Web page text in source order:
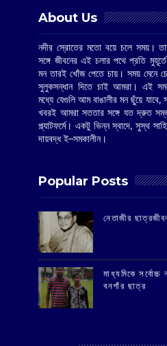
About Us
নদীর স্রোতের মতো বয়ে চলে সময়।
সঙ্গে জীবনের এই চলার পথে প্রতি
মন তারই খোঁজ পেতে চায়। সময় মেনে
সুলুকসন্ধান দিতে চাই আমরা। এই
মধ্যে যেগুলি আম বাঙালীর মন ছুঁয়ে যাবে,
খবরই আমরা সততার সঙ্গে যত দ্রুত
প্ল্যাটফর্মে। একটু ভিন্ন স্বাদে, সুস্থ
দায়বদ্ধ ই–সমকালীন।
Popular Posts
‌নেতাজীর
মাধ্যমিকে
বনগাঁর ছাত্র